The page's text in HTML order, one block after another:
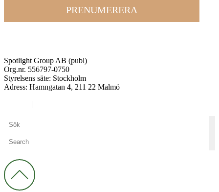
PRENUMERERA
Spotlight Group AB (publ)
Org.nr. 556797-0750
Styrelsens säte: Stockholm
Adress: Hamngatan 4, 211 22 Malmö
|